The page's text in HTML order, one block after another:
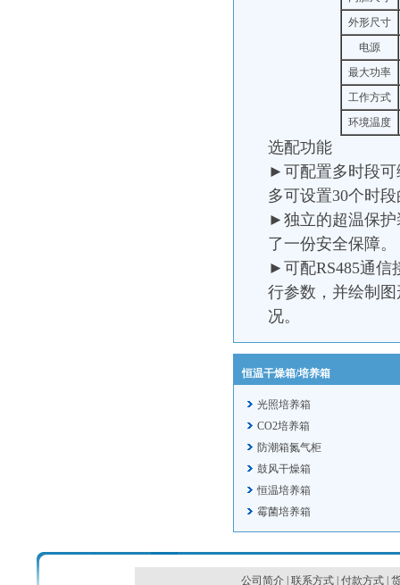
外形尺寸
电源
最大功率
工作方式
环境温度
选配功能
►可配置多时段可
多可设置30个时
►独立的超温保护
了一份安全保障。
►可配RS485通信
行参数，并绘制
况。
恒温干燥箱/培养箱
光照培养箱
CO2培养箱
防潮箱氮气柜
鼓风干燥箱
恒温培养箱
霉菌培养箱
公司简介 联系方式 付款方式